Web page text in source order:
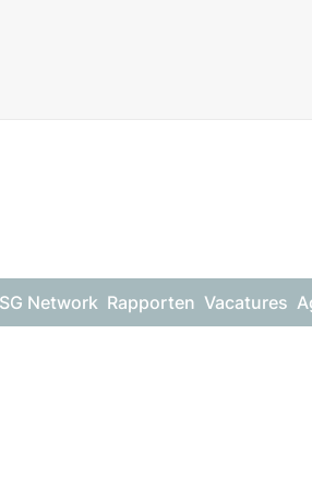
Network Rapporten Vacatures